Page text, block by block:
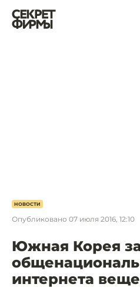
НОВОСТИ
Опубликовано 07 июля 2016, 12:10
Южная Корея
интернета